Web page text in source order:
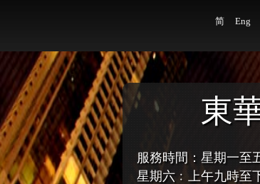
简 Eng
東
服務時間：星期一至
星期六﹕上午九時至